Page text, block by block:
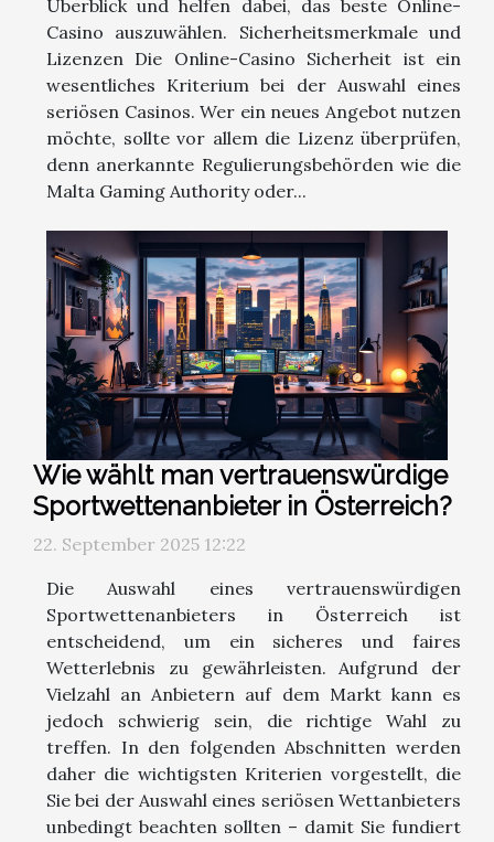
Überblick und helfen dabei, das beste Online-
Casino auszuwählen. Sicherheitsmerkmale und
Lizenzen Die Online-Casino Sicherheit ist ein
wesentliches Kriterium bei der Auswahl eines
seriösen Casinos. Wer ein neues Angebot nutzen
möchte, sollte vor allem die Lizenz überprüfen,
denn anerkannte Regulierungsbehörden wie die
Malta Gaming Authority oder...
Wie wählt man vertrauenswürdige
Sportwettenanbieter in Österreich?
22. September 2025 12:22
Die Auswahl eines vertrauenswürdigen
Sportwettenanbieters in Österreich ist
entscheidend, um ein sicheres und faires
Wetterlebnis zu gewährleisten. Aufgrund der
Vielzahl an Anbietern auf dem Markt kann es
jedoch schwierig sein, die richtige Wahl zu
treffen. In den folgenden Abschnitten werden
daher die wichtigsten Kriterien vorgestellt, die
Sie bei der Auswahl eines seriösen Wettanbieters
unbedingt beachten sollten – damit Sie fundiert